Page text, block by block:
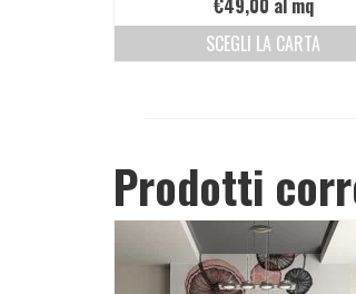
SCEGLI LA CARTA
Prodotti